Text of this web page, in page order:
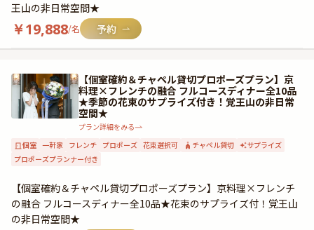
王山の非日常空間★
￥19,888/名
【個室確約＆チャペル貸切プロポーズプラン】京
料理×フレンチの融合 フルコースディナー全10品
★季節の花束のサプライズ付き！覚王山の非日常
空間★
プラン詳細をみる
個室 一軒家 フレンチ プロポーズ 花束選択可 チャペル貸切
サプライズ
プロポーズプランナー付き
【個室確約＆チャペル貸切プロポーズプラン】京料理×フレンチ
の融合 フルコースディナー全10品★花束のサプライズ付！覚王山
の非日常空間★